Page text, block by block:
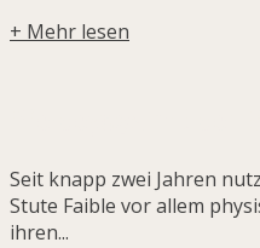
+ Mehr lesen
Seit knapp zwei Jahren
Stute Faible vor allem
ihren...